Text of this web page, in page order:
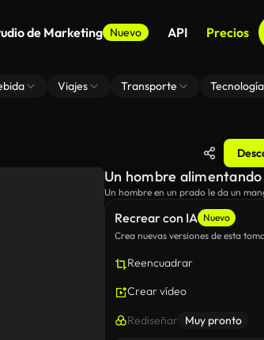
de Marketing Nuevo API Precios
Viajes Transporte Tecnología
Recrear con IA Nuevo
Crea nuevas versiones de esta
Reencuadrar
Crear vídeo
Rediseñar Muy pronto
Un hombre
Un hombre en un prado le da un